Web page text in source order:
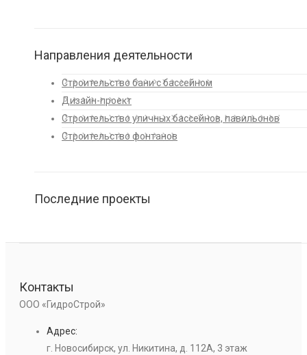
Направления деятельности
Строительство бани с бассейном
Дизайн-проект
Строительство уличных бассейнов, павильонов
Строительство фонтанов
Последние проекты
Контакты
ООО «ГидроСтрой»
Адрес:
г. Новосибирск, ул. Никитина, д. 112А, 3 этаж